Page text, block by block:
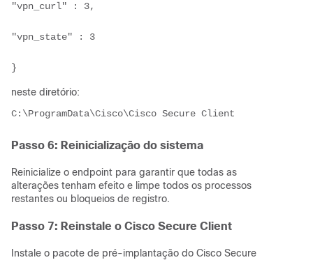
"vpn_curl" : 3,
"vpn_state" : 3
}
neste diretório:
C:\ProgramData\Cisco\Cisco Secure Client
Passo 6: Reinicialização do sistema
Reinicialize o endpoint para garantir que todas as
alterações tenham efeito e limpe todos os processos
restantes ou bloqueios de registro.
Passo 7: Reinstale o Cisco Secure Client
Instale o pacote de pré-implantação do Cisco Secure